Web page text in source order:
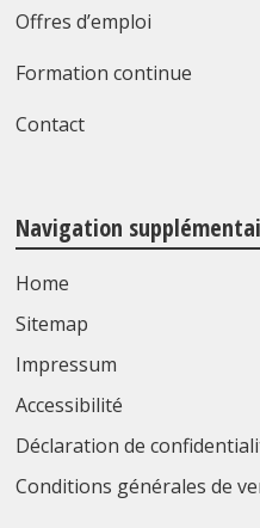
Offres d’emploi
Formation continue
Contact
Navigation
Home
Sitemap
Impressum
Accessibilité
Déclaration de
Conditions générales de